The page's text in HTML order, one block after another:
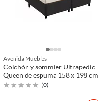
Avenida Muebles
Colchón y sommier Ultrapedic
Queen de espuma 158 x 198 cm
(0)